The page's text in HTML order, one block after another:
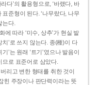
다’의 활용형으로, ‘바랬다, 바
표준형이 된다. ‘나무랐다, 나무
는다.
에 따라 ‘미수, 상추’가 현실 발
’로 쓰지 않는다. 종(種)이 다
’는 원래 ‘트기’였으나 발음이
므로 표준어로 삼았다.
리고 변한 형태를 취한 것이
힌 주장이나 판단력이라는 뜻